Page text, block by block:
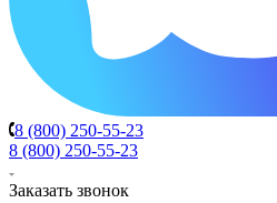
8 (800) 250-55-23
8 (800) 250-55-23
Заказать звонок